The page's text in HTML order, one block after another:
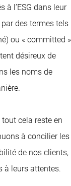
à l’ESG dans leur
des termes tels
ou « committed »
désireux de
les noms de
cela reste en
à concilier les
de nos clients,
à leurs attentes.